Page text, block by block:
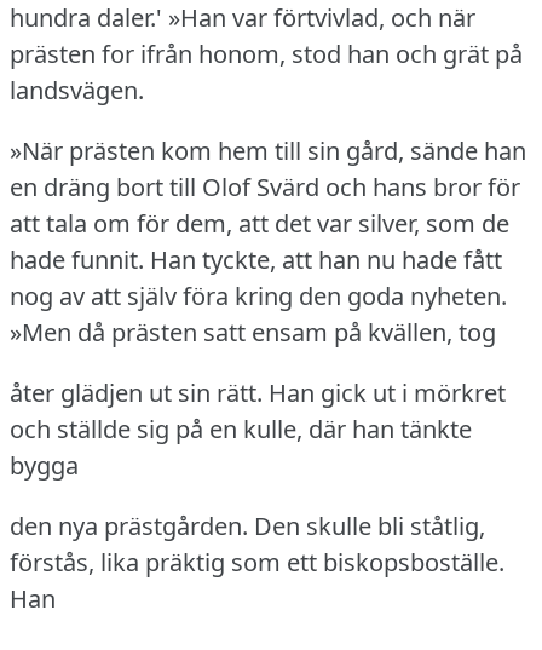
hundra daler.' »Han var förtvivlad, och när
prästen for ifrån honom, stod han och grät på
landsvägen.
»När prästen kom hem till sin gård, sände han
en dräng bort till Olof Svärd och hans bror för
att tala om för dem, att det var silver, som de
hade funnit. Han tyckte, att han nu hade fått
nog av att själv föra kring den goda nyheten.
»Men då prästen satt ensam på kvällen, tog
åter glädjen ut sin rätt. Han gick ut i mörkret
och ställde sig på en kulle, där han tänkte
bygga
den nya prästgården. Den skulle bli ståtlig,
förstås, lika präktig som ett biskopsboställe.
Han